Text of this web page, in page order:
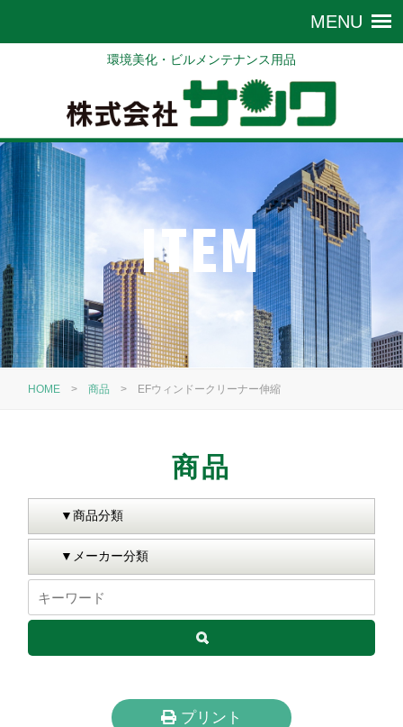
環境美化・ビルメンテナンス用品
ITEM
HOME >商品 > EFウィンドークリーナー伸縮
商品
プリント